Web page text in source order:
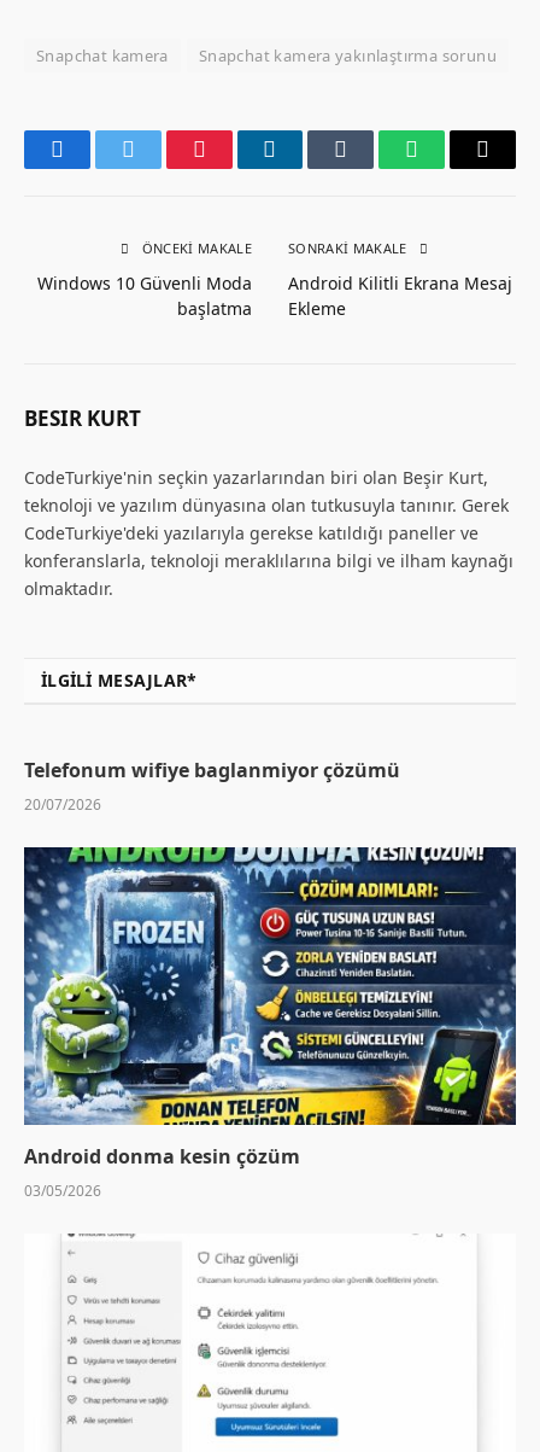
Snapchat kamera Snapchat kamera yakınlaştırma sorunu
FacebookTwitter PinterestLinkedInTumblr WhatsAppEmail
ÖNCEKI MAKALE
Windows 10 Güvenli Moda
başlatma
SONRAKI MAKALE
Android Kilitli Ekrana Mesaj
Ekleme
BESIR KURT
CodeTurkiye'nin seçkin yazarlarından biri olan Beşir Kurt,
teknoloji ve yazılım dünyasına olan tutkusuyla tanınır. Gerek
CodeTurkiye'deki yazılarıyla gerekse katıldığı paneller ve
konferanslarla, teknoloji meraklılarına bilgi ve ilham kaynağı
olmaktadır.
İLGILI MESAJLAR*
Telefonum wifiye baglanmiyor çözümü
20/07/2026
Android donma kesin çözüm
03/05/2026